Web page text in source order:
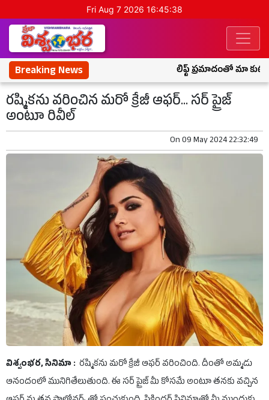
Fri Aug 7 2026 16:45:38
Breaking News లిఫ్ట్ ప్రమాదంతో మా
రష్మికను వరించిన మరో క్రేజీ ఆఫర్... సర్ ప్రైజ్
అంటూ రివీల్
On09 May 2024 22:32:49
విశ్వంభర, సినిమా : రష్మికను మరో క్రేజీ ఆఫర్ వరించింది. దీంతో అమ్మడు
ఆనందంలో మునిగితేలుతుంది. ఈ సర్ ప్రైజ్ మీ కోసమే అంటూ తనకు వచ్చిన